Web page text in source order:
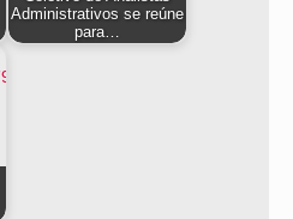
Administrativos se reúne
para…